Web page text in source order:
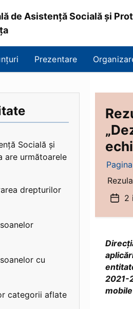
de Asistență Socială și
Prezentare
Dată
2
2021-
Socială și
are următoarele
drepturilor
cu
categorii aflate